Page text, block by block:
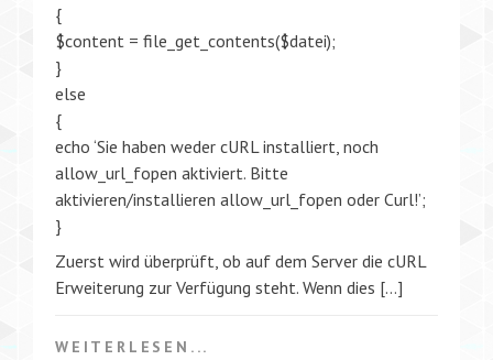
{
$content = file_get_contents($datei);
}
else
{
echo ‘Sie haben weder cURL installiert, noch
allow_url_fopen aktiviert. Bitte
aktivieren/installieren allow_url_fopen oder Curl!’;
}
Zuerst wird überprüft, ob auf dem Server die cURL
Erweiterung zur Verfügung steht. Wenn dies […]
WEITERLESEN...